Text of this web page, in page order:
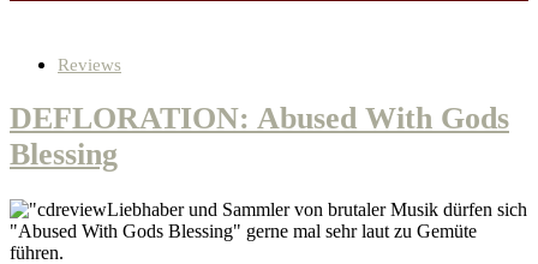
Reviews
DEFLORATION: Abused With Gods
Blessing
Liebhaber und Sammler von brutaler Musik dürfen sich
"Abused With Gods Blessing" gerne mal sehr laut zu Gemüte
führen.